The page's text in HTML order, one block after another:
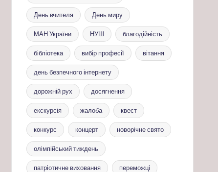
День вчителя День миру
МАН України НУШ благодійність
бібліотека вибір професії вітання
день безпечного інтернету
дорожній рух досягнення
екскурсія жалоба квест
конкурс концерт новорічне свято
олімпійський тиждень
патріотичне виховання переможці